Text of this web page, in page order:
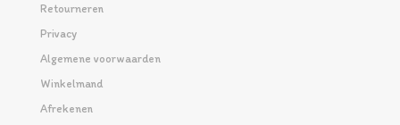
Retourneren
Privacy
Algemene voorwaarden
Winkelmand
Afrekenen